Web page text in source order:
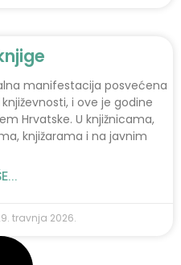
manifestacija posvećena
i ove je godine
Hrvatske. U knjižnicama,
knjižarama i na javnim
travnja 2026.